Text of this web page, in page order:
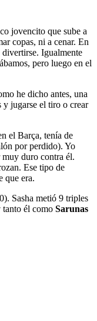
jovencito que sube a
copas, ni a cenar. En
divertirse. Igualmente
pero luego en el
he dicho antes, una
y jugarse el tiro o crear
el Barça, tenía de
por perdido). Yo
muy duro contra él.
Ese tipo de
que era.
Sasha metió 9 triples
tanto él como Sarunas